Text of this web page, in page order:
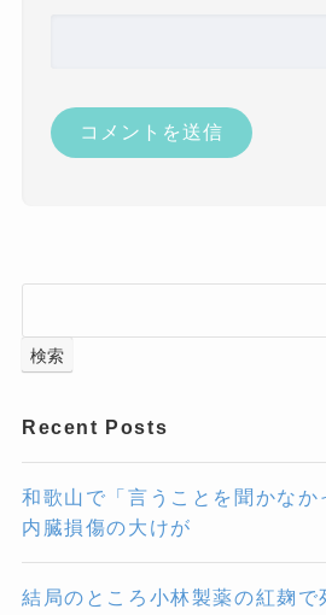
検索
Recent Posts
和歌山で「言うことを聞かなか
内臓損傷の大けが
結局のところ小林製薬の紅麹